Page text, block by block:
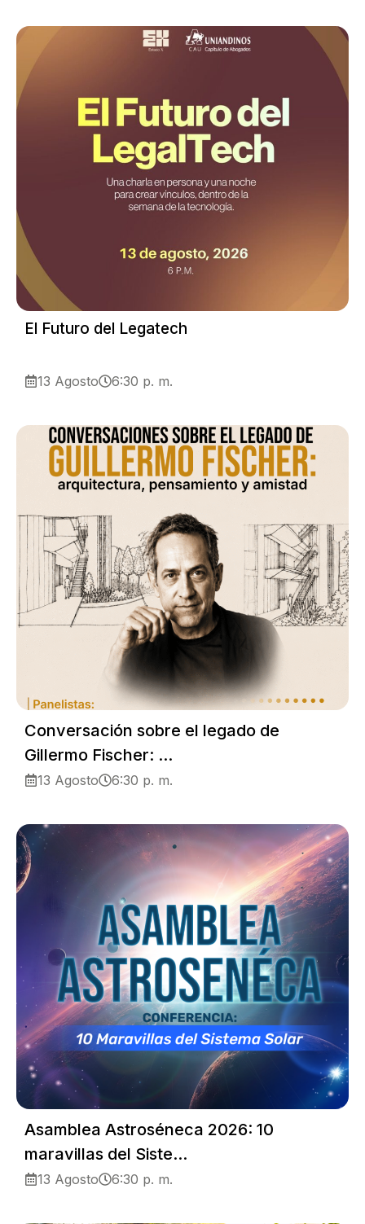
El Futuro del Legatech
13 Agosto 6:30 p. m.
Conversación sobre el legado de
Gillermo Fischer: ...
13 Agosto 6:30 p. m.
Asamblea Astroséneca 2026: 10
maravillas del Siste...
13 Agosto 6:30 p. m.